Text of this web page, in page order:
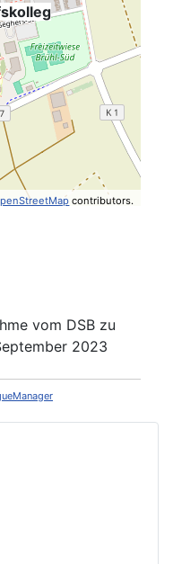
contributors.
vom DSB zu
2023